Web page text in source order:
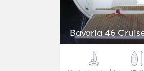
Bavaria 46